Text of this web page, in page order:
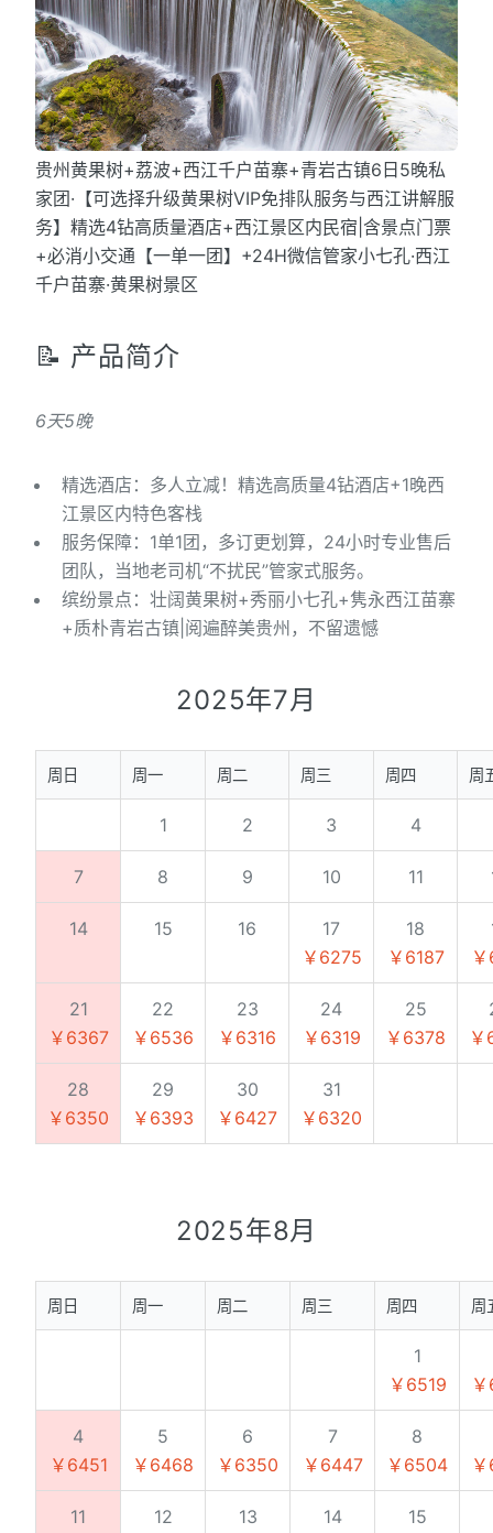
贵州黄果树+荔波+西江千户苗寨+青岩古镇6日5晚私
家团·【可选择升级黄果树VIP免排队服务与西江讲解服
务】精选4钻高质量酒店+西江景区内民宿|含景点门票
+必消小交通【一单一团】+24H微信管家小七孔·西江
千户苗寨·黄果树景区
📝 产品简介
6天5晚
精选酒店：多人立减！精选高质量4钻酒店+1晚西
江景区内特色客栈
服务保障：1单1团，多订更划算，24小时专业售后
团队，当地老司机“不扰民”管家式服务。
缤纷景点：壮阔黄果树+秀丽小七孔+隽永西江苗寨
+质朴青岩古镇|阅遍醉美贵州，不留遗憾
2025年7月
周日 周一 周二 周三 周四 周
1 2 3 4
7 8 9 10 11
14 15 16
17
￥6275
18
￥6187
21
￥6367
22
￥6536
23
￥6316
24
￥6319
25
￥6378
28
￥6350
29
￥6393
30
￥6427
31
￥6320
2025年8月
周日 周一 周二 周三 周四 周
1
￥6519
4
￥6451
5
￥6468
6
￥6350
7
￥6447
8
￥6504
11
12
13
14
15